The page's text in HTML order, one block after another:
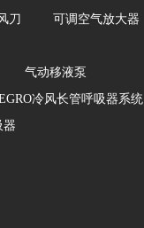
刀
可调空气放大器
气动移液泵
冷风长管呼吸器系统
器